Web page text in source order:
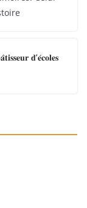
𝐝’𝐞́𝐜𝐨𝐥𝐞𝐬